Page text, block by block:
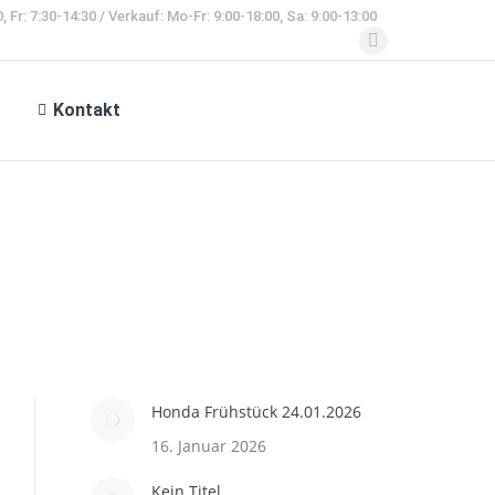
7:30-14:30 / Verkauf: Mo-Fr: 9:00-18:00, Sa: 9:00-13:00
Facebook
new
Kontakt
Honda Frühstück 24.01.2026
16. Januar 2026